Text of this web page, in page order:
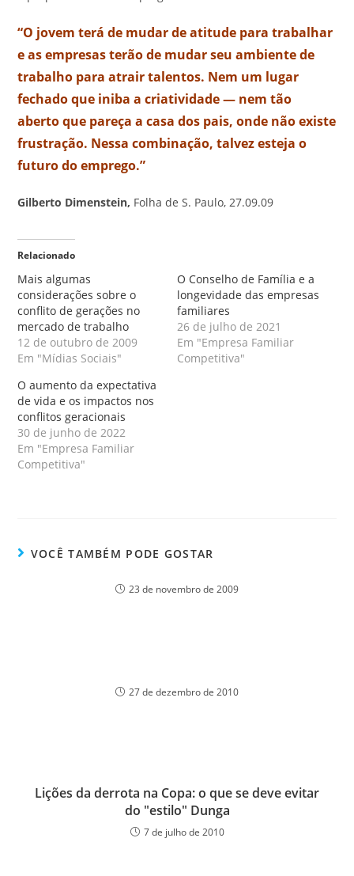
“O jovem terá de mudar de atitude para trabalhar
e as empresas terão de mudar seu ambiente de
trabalho para atrair talentos. Nem um lugar
fechado que iniba a criatividade — nem tão
aberto que pareça a casa dos pais, onde não existe
frustração. Nessa combinação, talvez esteja o
futuro do emprego.”
Gilberto Dimenstein, Folha de S. Paulo, 27.09.09
Relacionado
Mais algumas
considerações sobre o
conflito de gerações no
mercado de trabalho
12 de outubro de 2009
Em "Mídias Sociais"
O Conselho de Família e a
longevidade das empresas
familiares
26 de julho de 2021
Em "Empresa Familiar
Competitiva"
O aumento da expectativa
de vida e os impactos nos
conflitos geracionais
30 de junho de 2022
Em "Empresa Familiar
Competitiva"
VOCÊ TAMBÉM PODE GOSTAR
23 de novembro de 2009
27 de dezembro de 2010
Lições da derrota na Copa: o que se deve evitar
do "estilo" Dunga
7 de julho de 2010